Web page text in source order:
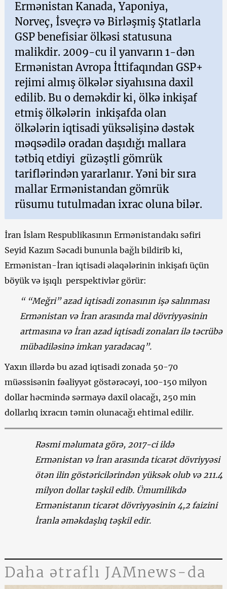
Ermənistan Kanada, Yaponiya,
Norveç, İsveçrə və Birləşmiş Ştatlarla
GSP benefisiar ölkəsi statusuna
malikdir. 2009-cu il yanvarın 1-dən
Ermənistan Avropa İttifaqından GSP+
rejimi almış ölkələr siyahısına daxil
edilib. Bu o deməkdir ki, ölkə inkişaf
etmiş ölkələrin inkişafda olan
ölkələrin iqtisadi yüksəlişinə dəstək
məqsədilə oradan daşıdığı mallara
tətbiq etdiyi güzəştli gömrük
tariflərindən yararlanır. Yəni bir sıra
mallar Ermənistandan gömrük
rüsumu tutulmadan ixrac oluna bilər.
İran İslam Respublikasının Ermənistandakı səfiri
Seyid Kazım Səcadi bununla bağlı bildirib ki,
Ermənistan-İran iqtisadi əlaqələrinin inkişafı üçün
böyük və işıqlı perspektivlər görür:
“ “Meğri” azad iqtisadi zonasının işə salınması
Ermənistan və İran arasında mal dövriyyəsinin
artmasına və İran azad iqtisadi zonaları ilə təcrübə
mübadiləsinə imkan yaradacaq”.
Yaxın illərdə bu azad iqtisadi zonada 50-70
müəssisənin fəaliyyət göstərəcəyi, 100-150 milyon
dollar həcmində sərmayə daxil olacağı, 250 min
dollarlıq ixracın təmin olunacağı ehtimal edilir.
Rəsmi məlumata görə, 2017-ci ildə
Ermənistan və İran arasında ticarət dövriyyəsi
ötən ilin göstəricilərindən yüksək olub və 211.4
milyon dollar təşkil edib. Ümumilikdə
Ermənistanın ticarət dövriyyəsinin 4,2 faizini
İranla əməkdaşlıq təşkil edir.
Daha ətraflı JAMnews-da